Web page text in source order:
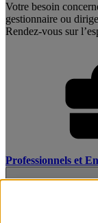
Votre besoin
gestionnaire ou
Rendez-vous sur
Professionnels et